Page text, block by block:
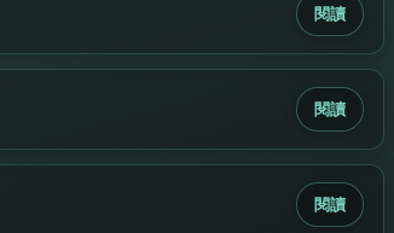
閱讀
閱讀
閱讀